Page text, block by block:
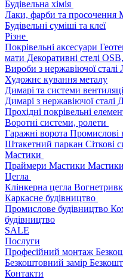
Будівельна хімія
Лаки, фарби та просочення
Будівельні суміші та клеї
Різне
Покрівельні аксесуари
мати Декоративні стелі
Вироби з нержавіючої сталі
Художнє кування металу
Димарі та системи
Димарі з нержавіючої сталі
Прохідні покрівельні
Воротні системи, ролети
Гаражні ворота Промислові
Штакетний паркан Сіткові
Мастики
Праймери Мастики
Цегла
Клінкерна цегла
Каркасне будівництво
Промислове будівництво
будівництво
SALE
Послуги
Професійний монтаж
Безкоштовний замір
Контакти